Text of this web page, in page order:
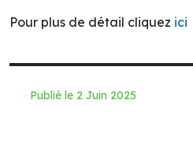
Pour plus de détail cliquez ici
Publié le 2 Juin 2025